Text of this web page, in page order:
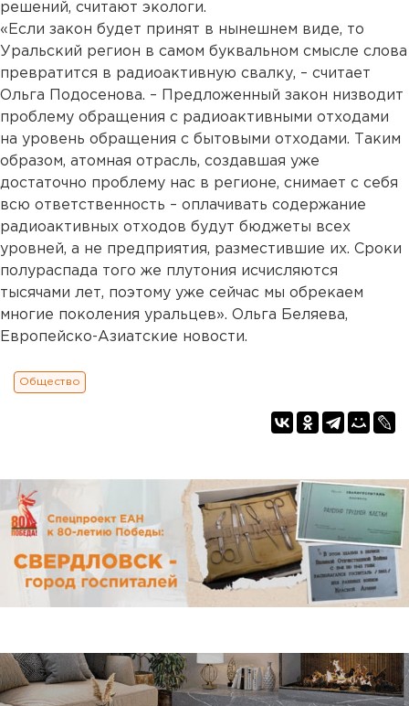
решений, считают экологи.
«Если закон будет принят в нынешнем виде, то
Уральский регион в самом буквальном смысле слова
превратится в радиоактивную свалку, – считает
Ольга Подосенова. – Предложенный закон низводит
проблему обращения с радиоактивными отходами
на уровень обращения с бытовыми отходами. Таким
образом, атомная отрасль, создавшая уже
достаточно проблему нас в регионе, снимает с себя
всю ответственность – оплачивать содержание
радиоактивных отходов будут бюджеты всех
уровней, а не предприятия, разместившие их. Сроки
полураспада того же плутония исчисляются
тысячами лет, поэтому уже сейчас мы обрекаем
многие поколения уральцев». Ольга Беляева,
Европейско-Азиатские новости.
Общество